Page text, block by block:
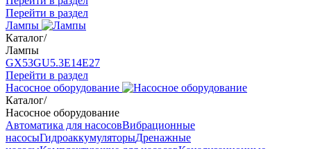
Перейти в раздел
Лампы
Каталог/
Лампы
GX53GU5.3Е14Е27
Перейти в раздел
Насосное оборудование
Каталог/
Насосное оборудование
Автоматика для насосовВибрационные
насосыГидроаккумуляторыДренажные